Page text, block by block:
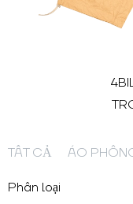
TẤT CẢ ÁO
Phân loại